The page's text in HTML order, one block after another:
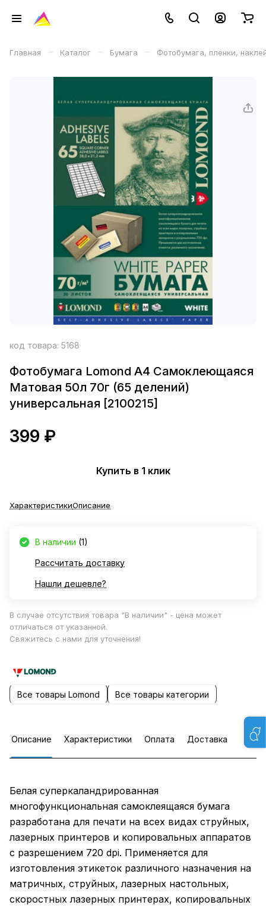
Главная – Каталог – Бумага – Фотобумага, пленки,
код товара: 5168
Фотобумага Lomond A4 Самоклеющаяся
Матовая 50л 70г (65 делений)
универсальная [2100215]
399 ₽
Купить в 1 клик
ХарактеристикиОписание
В наличии (1)
Рассчитать доставку
Нашли дешевле?
В случае отсутствия товара "В наличии" - цена может
отличаться от указанной.
Свяжитесь с нами для уточнения!
Все товары Lomond Все товары категории
Описание Характеристики Оплата Доставка
Белая суперкаландрированная
многофункциональная самоклеящаяся бумага
разработана для печати на всех видах струйных,
лазерных принтеров и копировальных аппаратов
с разрешением 720 dpi. Применяется для
изготовления этикеток различного назначения на
матричных, струйных, лазерных настольных,
скоростных лазерных принтерах, копировальных